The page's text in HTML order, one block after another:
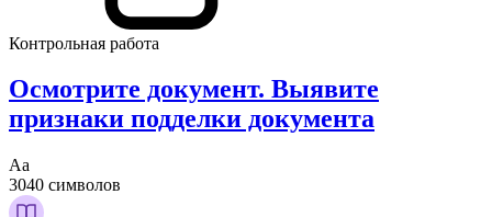
Контрольная работа
Осмотрите документ. Выявите
признаки подделки документа
Аа
3040 символов